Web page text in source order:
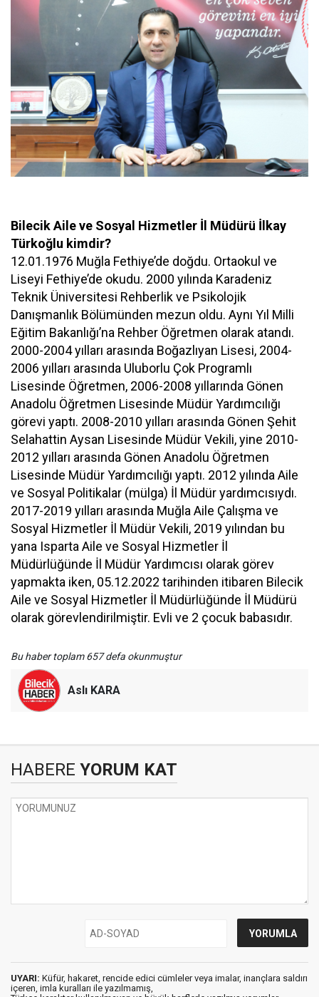
Bilecik Aile ve Sosyal Hizmetler İl Müdürü İlkay
Türkoğlu kimdir?
12.01.1976 Muğla Fethiye’de doğdu. Ortaokul ve
Liseyi Fethiye’de okudu. 2000 yılında Karadeniz
Teknik Üniversitesi Rehberlik ve Psikolojik
Danışmanlık Bölümünden mezun oldu. Aynı Yıl Milli
Eğitim Bakanlığı’na Rehber Öğretmen olarak atandı.
2000-2004 yılları arasında Boğazlıyan Lisesi, 2004-
2006 yılları arasında Uluborlu Çok Programlı
Lisesinde Öğretmen, 2006-2008 yıllarında Gönen
Anadolu Öğretmen Lisesinde Müdür Yardımcılığı
görevi yaptı. 2008-2010 yılları arasında Gönen Şehit
Selahattin Aysan Lisesinde Müdür Vekili, yine 2010-
2012 yılları arasında Gönen Anadolu Öğretmen
Lisesinde Müdür Yardımcılığı yaptı. 2012 yılında Aile
ve Sosyal Politikalar (mülga) İl Müdür yardımcısıydı.
2017-2019 yılları arasında Muğla Aile Çalışma ve
Sosyal Hizmetler İl Müdür Vekili, 2019 yılından bu
yana Isparta Aile ve Sosyal Hizmetler İl
Müdürlüğünde İl Müdür Yardımcısı olarak görev
yapmakta iken, 05.12.2022 tarihinden itibaren Bilecik
Aile ve Sosyal Hizmetler İl Müdürlüğünde İl Müdürü
olarak görevlendirilmiştir. Evli ve 2 çocuk babasıdır.
Bu haber toplam 657 defa okunmuştur
Aslı KARA
HABERE YORUM KAT
UYARI: Küfür, hakaret, rencide edici cümleler veya imalar, inançlara saldırı
içeren, imla kuralları ile yazılmamış,